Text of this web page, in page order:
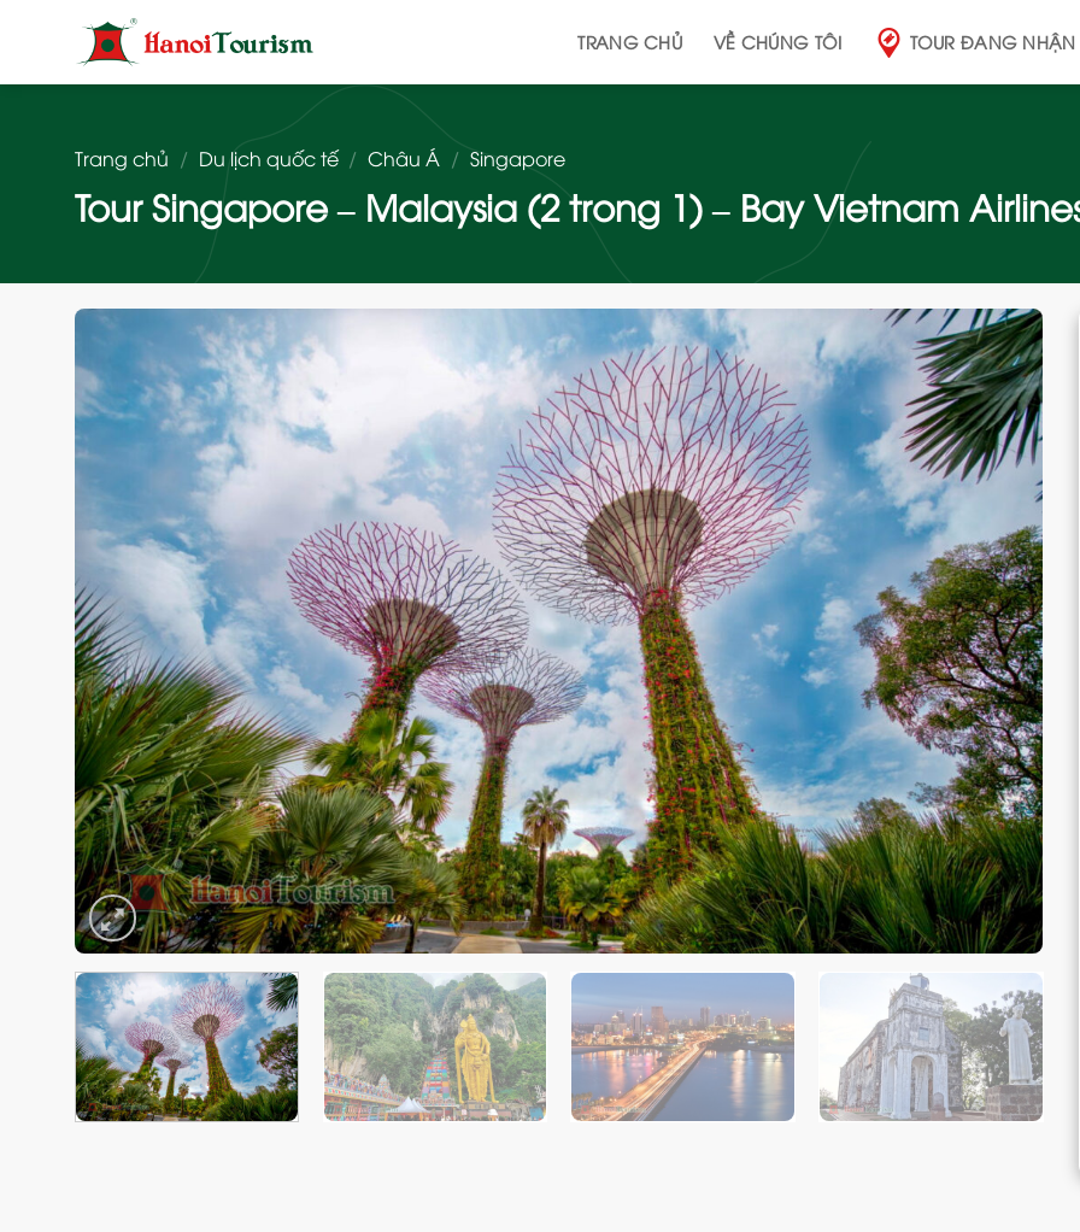
dung
TRANG CHỦ VỀ CHÚNG TÔI TOUR ĐANG
Trang chủ / Du lịch quốc tế / Châu Á / Singapore
Tour Singapore – Malaysia (2 trong 1) – Bay Vietnam
Add
to
wishlist